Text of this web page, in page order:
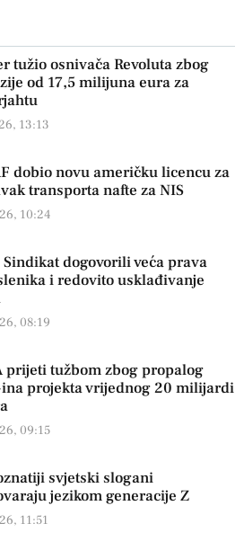
tužio osnivača Revoluta zbog
od 17,5 milijuna eura za
13:13
dobio novu američku licencu za
transporta nafte za NIS
10:24
Sindikat dogovorili veća prava
i redovito usklađivanje
08:19
prijeti tužbom zbog propalog
projekta vrijednog 20 milijardi
09:15
svjetski slogani
jezikom generacije Z
11:51